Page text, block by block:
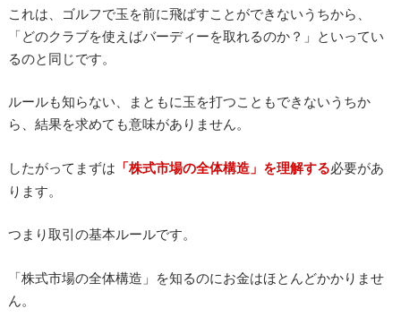
これは、ゴルフで玉を前に飛ばすことができないうちから、
「どのクラブを使えばバーディーを取れるのか？」といってい
るのと同じです。
ルールも知らない、まともに玉を打つこともできないうちか
ら、結果を求めても意味がありません。
したがってまずは 「株式市場の全体構造」を理解する必要があ
ります。
つまり取引の基本ルールです。
「株式市場の全体構造」を知るのにお金はほとんどかかりませ
ん。